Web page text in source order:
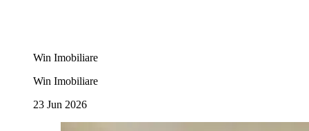
Win Imobiliare
Win Imobiliare
23 Jun 2026